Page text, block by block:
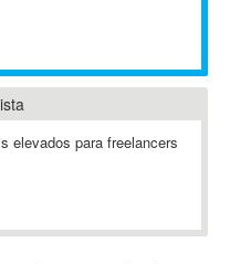
elevados para freelancers